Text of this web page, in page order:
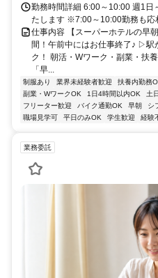
勤務時間詳細 6:00～10:00 週1
たします ※7:00～10:00勤務も応
仕事内容 【スーパーホテルの
間！午前中にはお仕事終了♪ ▷駅
ク！ 朝活・Wワーク・副業・扶
「早...
制服あり 業界未経験者歓迎 扶養内勤務
副業・WワークOK
1日4時間以内OK 土
フリーター歓迎
バイク通勤OK 早朝 シ
職場見学可
平日のみOK 学生歓迎 経験
業務委託